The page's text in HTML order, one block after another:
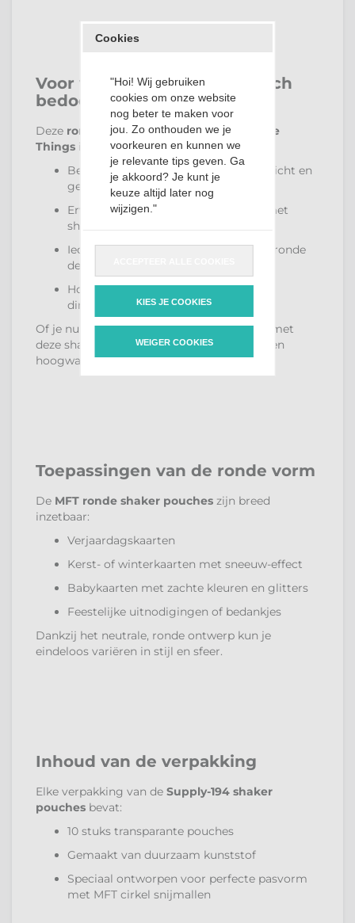
Voor wie is deze shaker pouch
bedoeld?
Deze ronde shaker pouch van My Favorite
Things is perfect voor:
Beginnende kaartenmakers die overzicht en
gemak willen
Ervaren creatievelingen die werken met
shaker vensters
Iedereen die houdt van het klassieke, ronde
design
Hobbyisten die hun kaarten een extra
dimensie willen geven
Of je nu één kaart maakt of een hele serie, met
deze shaker vensters werk je snel én met een
hoogwaardig resultaat.
Toepassingen van de ronde vorm
De MFT ronde shaker pouches zijn breed
inzetbaar:
Verjaardagskaarten
Kerst- of winterkaarten met sneeuw-effect
Babykaarten met zachte kleuren en glitters
Feestelijke uitnodigingen of bedankjes
Dankzij het neutrale, ronde ontwerp kun je
eindeloos variëren in stijl en sfeer.
Inhoud van de verpakking
Elke verpakking van de Supply-194 shaker
pouches bevat:
10 stuks transparante pouches
Gemaakt van duurzaam kunststof
Speciaal ontworpen voor perfecte pasvorm
met MFT cirkel snijmallen
Cookies
"Hoi! Wij gebruiken
cookies om onze website
nog beter te maken voor
jou. Zo onthouden we je
voorkeuren en kunnen we
je relevante tips geven. Ga
je akkoord? Je kunt je
keuze altijd later nog
wijzigen."
KIES JE COOKIES
WEIGER COOKIES